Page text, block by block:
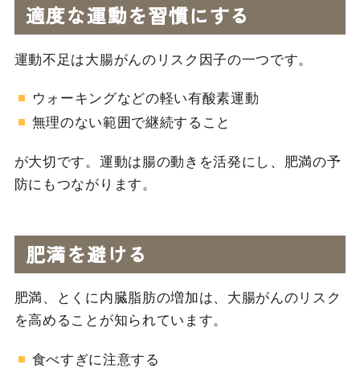
適度な運動を習慣にする
運動不足は大腸がんのリスク因子の一つです。
ウォーキングなどの軽い有酸素運動
無理のない範囲で継続すること
が大切です。運動は腸の動きを活発にし、肥満の予
防にもつながります。
肥満を避ける
肥満、とくに内臓脂肪の増加は、大腸がんのリスク
を高めることが知られています。
食べすぎに注意する